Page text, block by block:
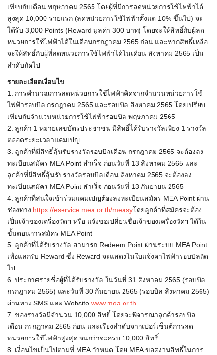
เทียบกับเดือน พฤษภาคม 2565 โดยผู้ที่มีการลดหน่วยการใช้ไฟฟ้าได้
สูงสุด 10,000 รายแรก (ลดหน่วยการใช้ไฟฟ้าตั้งแต่ 10% ขึ้นไป) จะ
ได้รับ 3,000 Points (Reward มูลค่า 300 บาท) โดยจะให้สิทธิ์กับผู้ลด
หน่วยการใช้ไฟฟ้าได้ในเดือนกรกฎาคม 2565 ก่อน และหากสิทธิ์เหลือ
จะให้สิทธิ์กับผู้ที่ลดหน่วยการใช้ไฟฟ้าได้ในเดือน สิงหาคม 2565 เป็น
ลำดับถัดไป
รายละเอียดเงื่อนไข
1. การคำนวณการลดหน่วยการใช้ไฟฟ้าคิดจากจำนวนหน่วยการใช้
ไฟฟ้ารอบบิล กรกฎาคม 2565 และรอบบิล สิงหาคม 2565 โดยเปรียบ
เทียบกับจำนวนหน่วยการใช้ไฟฟ้ารอบบิล พฤษภาคม 2565
2. ลูกค้า 1 หมายเลขบัตรประชาชน มีสิทธิ์ได้รับรางวัลเพียง 1 รางวัล
ตลอดระยะเวลาแคมเปญ
3. ลูกค้าที่มีสิทธิ์ลุ้นรับรางวัลรอบบิลเดือน กรกฎาคม 2565 จะต้องลง
ทะเบียนสมัคร MEA Point สำเร็จ ก่อนวันที่ 13 สิงหาคม 2565 และ
ลูกค้าที่มีสิทธิ์ลุ้นรับรางวัลรอบบิลเดือน สิงหาคม 2565 จะต้องลง
ทะเบียนสมัคร MEA Point สำเร็จ ก่อนวันที่ 13 กันยายน 2565
4. ลูกค้าที่สนใจเข้าร่วมแคมเปญต้องลงทะเบียนสมัคร MEA Point ผ่าน
ช่องทาง https://eservice.mea.or.th/measyโดยลูกค้าที่สมัครจะต้อง
เป็นเจ้าของเครื่องวัดฯ หรือ แจ้งขอเปลี่ยนชื่อเจ้าของเครื่องวัดฯ ได้ใน
ขั้นตอนการสมัคร MEA Point
5. ลูกค้าที่ได้รับรางวัล สามารถ Redeem Point ผ่านระบบ MEA Point
เพื่อแลกรับ Reward ซึ่ง Reward จะแสดงในใบแจ้งค่าไฟฟ้ารอบบิลถัด
ไป
6. ประกาศรายชื่อผู้ที่ได้รับรางวัล ในวันที่ 31 สิงหาคม 2565 (รอบบิล
กรกฎาคม 2565) และวันที่ 30 กันยายน 2565 (รอบบิล สิงหาคม 2565)
ผ่านทาง SMS และ Website www.mea.or.th
7. ของรางวัลมีจำนวน 10,000 สิทธิ์ โดยจะพิจารณาลูกค้ารอบบิล
เดือน กรกฎาคม 2565 ก่อน และเรียงลำดับจากเปอร์เซ็นต์การลด
หน่วยการใช้ไฟฟ้าสูงสุด จนกว่าจะครบ 10,000 สิทธิ์
8. เงื่อนไขเป็นไปตามที่ MEA กำหนด โดย MEA ขอสงวนสิทธิ์ในการ